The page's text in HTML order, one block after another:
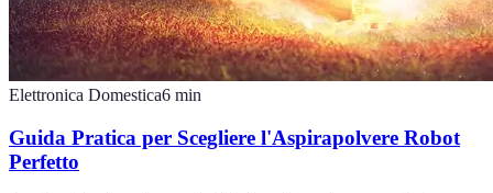
Elettronica Domestica6 min
Guida Pratica per Scegliere l'Aspirapolvere Robot
Perfetto